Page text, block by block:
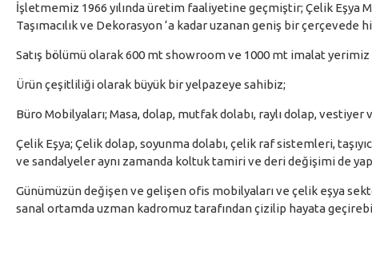
İşletmemiz 1966 yılında üretim faaliyetine geçmiştir; Çelik
Taşımacılık ve Dekorasyon ‘a kadar uzanan geniş bir
Satış bölümü olarak 600 mt showroom ve 1000 mt imalat
Ürün çeşitliliği olarak büyük bir yelpazeye sahibiz;
Büro Mobilyaları; Masa, dolap, mutfak dolabı, raylı dolap, vestiyer
Çelik Eşya; Çelik dolap, soyunma dolabı, çelik raf sistemleri,
ve sandalyeler aynı zamanda koltuk tamiri ve deri değişimi de
Günümüzün değişen ve gelişen ofis mobilyaları ve çelik eşya
sanal ortamda uzman kadromuz tarafından çizilip hayata